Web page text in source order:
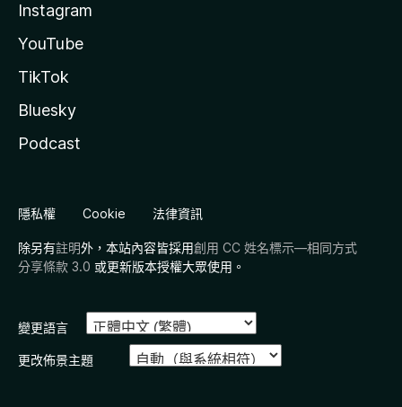
Instagram
YouTube
TikTok
Bluesky
Podcast
隱私權 Cookie 法律資訊
除另有註明外，本站內容皆採用創用 CC 姓名標示—相同方式
分享條款 3.0 或更新版本授權大眾使用。
變更語言
更改佈景主題